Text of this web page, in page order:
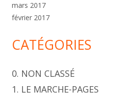
mars 2017
février 2017
CATÉGORIES
0. NON CLASSÉ
1. LE MARCHE-PAGES